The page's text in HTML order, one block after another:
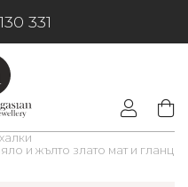
331
и жълто злато мат и гланц